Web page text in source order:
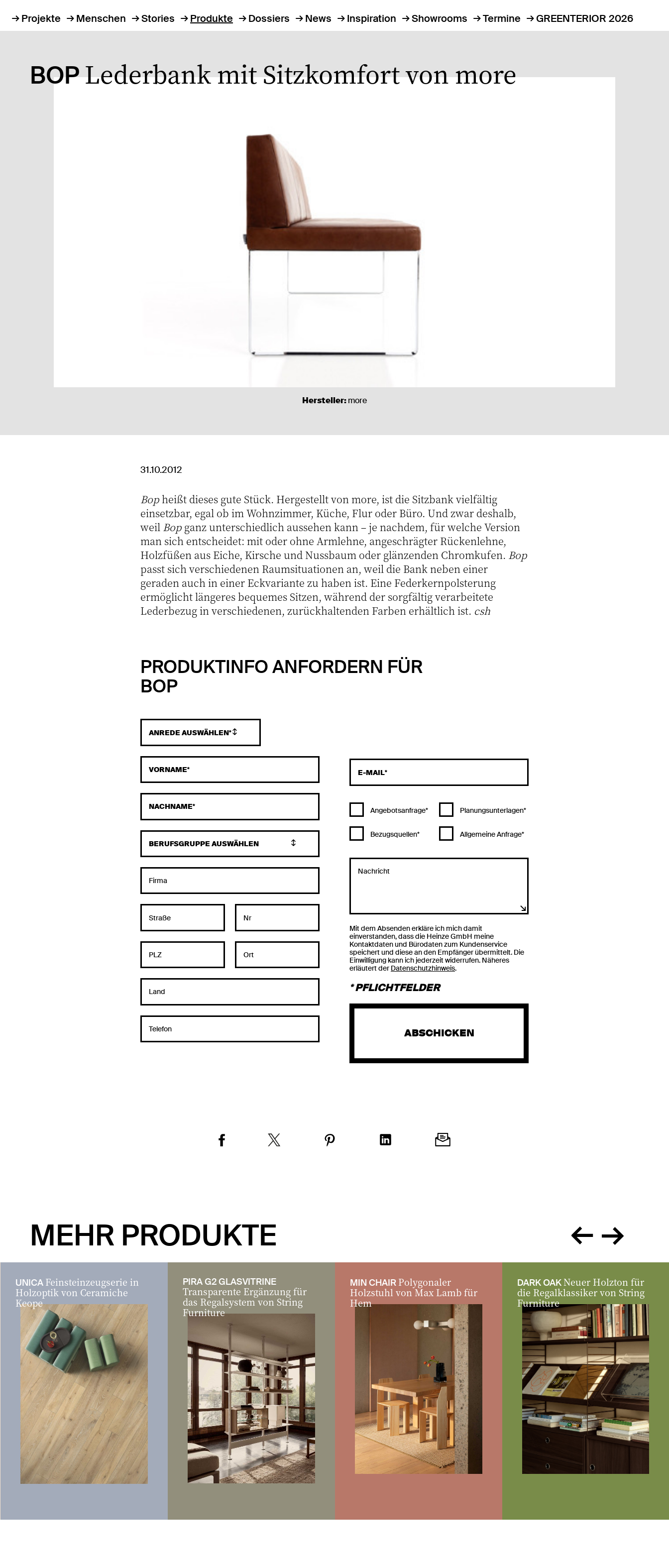
Projekte Menschen Stories Produkte Dossiers News Inspiration Showrooms Termine GREENTERIOR 2026
BOPLederbank mit Sitzkomfort von more
Hersteller:more
31.10.2012
Bopheißt dieses gute Stück. Hergestellt von more, ist die Sitzbank vielfältig
einsetzbar, egal ob im Wohnzimmer, Küche, Flur oder Büro. Und zwar deshalb,
weil Bop ganz unterschiedlich aussehen kann – je nachdem, für welche Version
man sich entscheidet: mit oder ohne Armlehne, angeschrägter Rückenlehne,
Holzfüßen aus Eiche, Kirsche und Nussbaum oder glänzenden Chromkufen. Bop
passt sich verschiedenen Raumsituationen an, weil die Bank neben einer
geraden auch in einer Eckvariante zu haben ist. Eine Federkernpolsterung
ermöglicht längeres bequemes Sitzen, während der sorgfältig verarbeitete
Lederbezug in verschiedenen, zurückhaltenden Farben erhältlich ist. csh
PRODUKTINFO ANFORDERN FÜR
BOP
VORNAME
NACHNAME
Firma
Straße Nr
PLZ Ort
Land
Telefon
E-MAIL
Angebotsanfrage* Planungsunterlagen*
Bezugsquellen* Allgemeine Anfrage*
Nachricht
Mit dem Absenden erkläre ich mich damit
einverstanden, dass die Heinze GmbH meine
Kontaktdaten und Bürodaten zum Kundenservice
speichert und diese an den Empfänger übermittelt. Die
Einwilligung kann ich jederzeit widerrufen. Näheres
erläutert der Datenschutzhinweis.
* PFLICHTFELDER
ABSCHICKEN
MEHR PRODUKTE
zurück
vor
UNICA Feinsteinzeugserie in
Holzoptik von Ceramiche
Keope
PIRA G2 GLASVITRINE
Transparente Ergänzung für
das Regalsystem von String
Furniture
MIN CHAIR Polygonaler
Holzstuhl von Max Lamb für
Hem
DARK OAK Neuer Holzton für
die Regalklassiker von String
Furniture